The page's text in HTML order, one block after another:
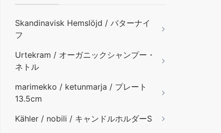
Skandinavisk Hemslöjd / バターナイ
フ
Urtekram / オーガニックシャンプー・
ネトル
marimekko / ketunmarja / プレート
13.5cm
Kähler / nobili / キャンドルホルダーS